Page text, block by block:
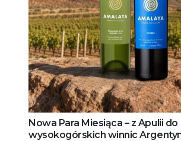
Nowa Para Miesiąca – z Apulii do
wysokogórskich winnic